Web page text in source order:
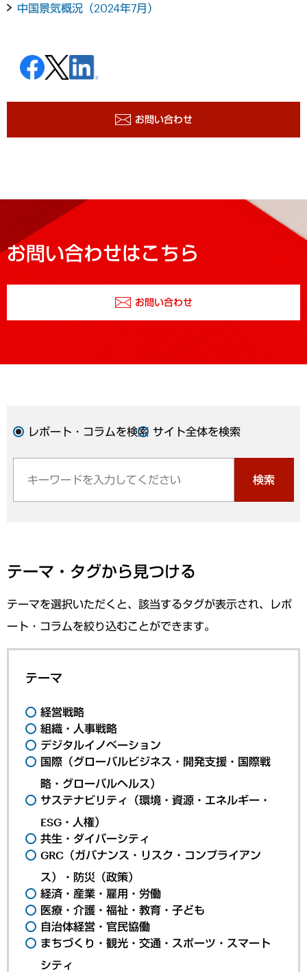
中国景気概況（2024年7月）
お問い合わせ
お問い合わせはこちら
お問い合わせ
レポート・コラムを検索 サイト全体を検索
検索
テーマ・タグから見つける
テーマを選択いただくと、該当するタグが表示され、レポ
ート・コラムを絞り込むことができます。
テーマ
経営戦略
組織・人事戦略
デジタルイノベーション
国際（グローバルビジネス・開発支援・国際戦
略・グローバルヘルス）
サステナビリティ（環境・資源・エネルギー・
ESG・人権）
共生・ダイバーシティ
GRC（ガバナンス・リスク・コンプライアン
ス）・防災（政策）
経済・産業・雇用・労働
医療・介護・福祉・教育・子ども
自治体経営・官民協働
まちづくり・観光・交通・スポーツ・スマート
シティ